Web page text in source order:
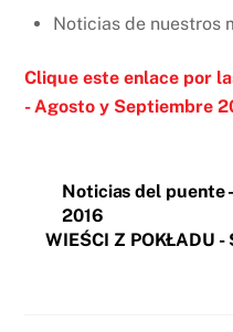
Noticias de nuestros
Clique esteenlace por
- Agosto y Septiembre
Noticias del puente
2016
WIEŚCI Z POKŁADU